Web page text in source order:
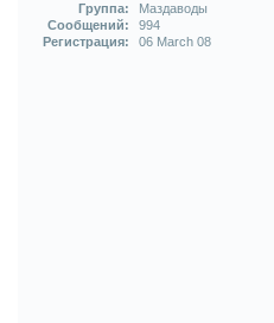
Группа:
Маздаводы
Сообщений:
994
Регистрация:
06 March 08